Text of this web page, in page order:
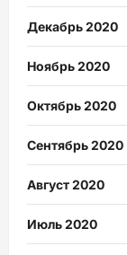
Декабрь 2020
Ноябрь 2020
Октябрь 2020
Сентябрь 2020
Август 2020
Июль 2020